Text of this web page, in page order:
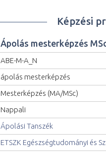
Képzési
Ápolás mesterképzés
ABE-M-A_N
ápolás mesterképzés
Mesterképzés (MA/MSc)
Nappali
Ápolási Tanszék
ETSZK Egészségtudományi és